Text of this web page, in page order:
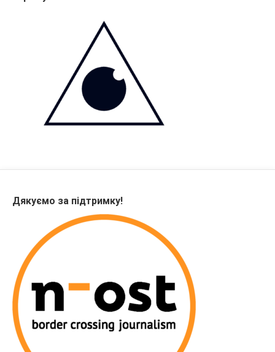
Дякуємо за підтримку!